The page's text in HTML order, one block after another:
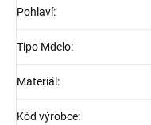
Pohlaví:
Tipo Mdelo:
Materiál :
Kód výrobce: